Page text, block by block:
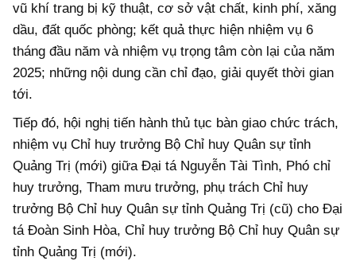
vũ khí trang bị kỹ thuật, cơ sở vật chất, kinh phí, xăng
dầu, đất quốc phòng; kết quả thực hiện nhiệm vụ 6
tháng đầu năm và nhiệm vụ trọng tâm còn lại của năm
2025; những nội dung cần chỉ đạo, giải quyết thời gian
tới.
Tiếp đó, hội nghị tiến hành thủ tục bàn giao chức trách,
nhiệm vụ Chỉ huy trưởng Bộ Chỉ huy Quân sự tỉnh
Quảng Trị (mới) giữa Đại tá Nguyễn Tài Tình, Phó chỉ
huy trưởng, Tham mưu trưởng, phụ trách Chỉ huy
trưởng Bộ Chỉ huy Quân sự tỉnh Quảng Trị (cũ) cho Đại
tá Đoàn Sinh Hòa, Chỉ huy trưởng Bộ Chỉ huy Quân sự
tỉnh Quảng Trị (mới).